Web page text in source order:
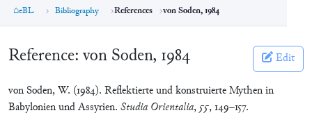
eBL Bibliography References von Soden, 1984
Reference: von Soden, 1984 Edit
von Soden, W. (1984). Reflektierte und konstruierte Mythen in
Babylonien und Assyrien. Studia Orientalia, 55, 149–157.